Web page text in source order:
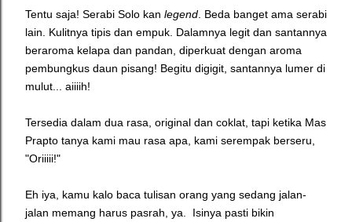
Tentu saja! Serabi Solo kan legend . Beda banget ama serabi
lain. Kulitnya tipis dan empuk. Dalamnya legit dan santannya
beraroma kelapa dan pandan, diperkuat dengan aroma
pembungkus daun pisang! Begitu digigit, santannya lumer di
mulut... aiiiih!
Tersedia dalam dua rasa, original dan coklat, tapi ketika Mas
Prapto tanya kami mau rasa apa, kami serempak berseru,
"Oriiiii!"
Eh iya, kamu kalo baca tulisan orang yang sedang jalan-
jalan memang harus pasrah, ya. Isinya pasti bikin